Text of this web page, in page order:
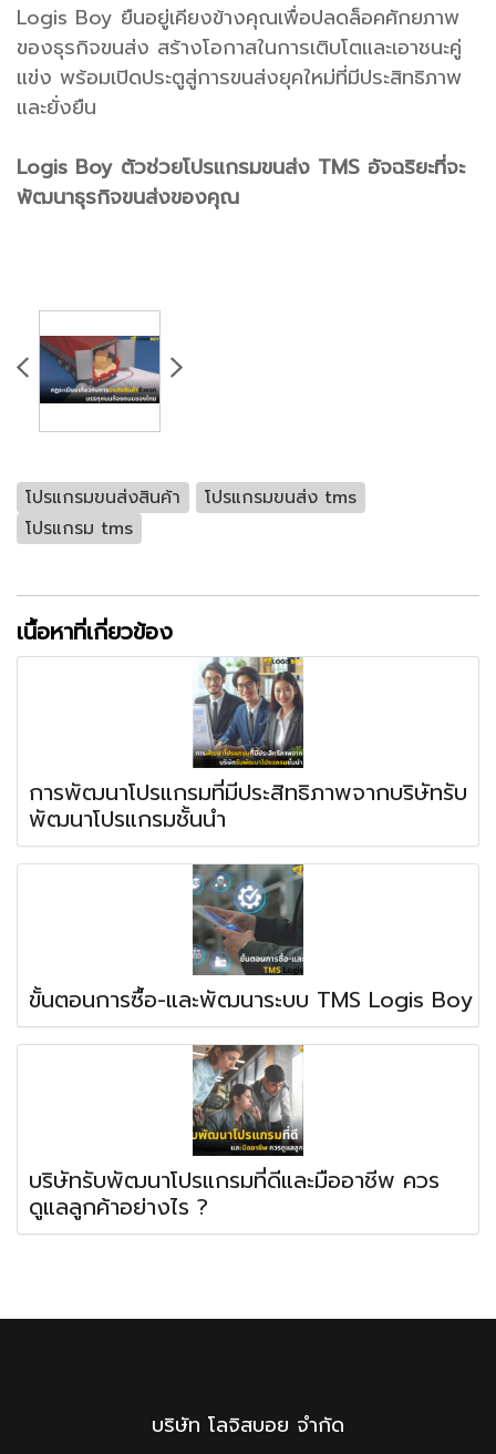
Logis Boy ยืนอยู่เคียงข้างคุณเพื่อปลดล็อคศักยภาพ
ของธุรกิจขนส่ง สร้างโอกาสในการเติบโตและเอาชนะคู่
แข่ง พร้อมเปิดประตูสู่การขนส่งยุคใหม่ที่มีประสิทธิภาพ
และยั่งยืน
Logis Boy ตัวช่วยโปรแกรมขนส่ง TMS อัจฉริยะที่จะ
พัฒนาธุรกิจขนส่งของคุณ
โปรแกรมขนส่งสินค้า
โปรแกรมขนส่ง tms
โปรแกรม tms
เนื้อหาที่เกี่ยวข้อง
การพัฒนาโปรแกรมที่มีประสิทธิภาพจากบริษัทรับ
พัฒนาโปรแกรมชั้นนำ
ขั้นตอนการซื้อ-และพัฒนาระบบ TMS Logis Boy
บริษัทรับพัฒนาโปรแกรมที่ดีและมืออาชีพ ควร
ดูแลลูกค้าอย่างไร ?
บริษัท โลจิสบอย จำกัด